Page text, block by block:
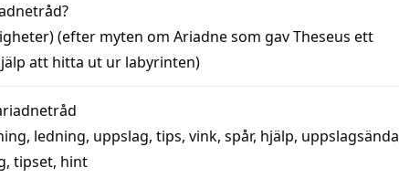
?
(efter myten om Ariadne som gav Theseus ett
att hitta ut ur labyrinten)
, ledning, uppslag, tips, vink, spår, hjälp, uppslagsända
tipset, hint